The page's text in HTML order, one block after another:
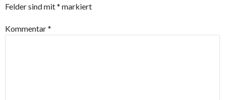
Felder sind mit* markiert
Kommentar*